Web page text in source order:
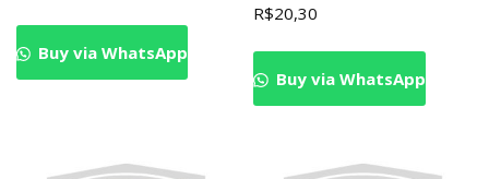
Buy via WhatsApp
R$20,30
Buy via WhatsApp